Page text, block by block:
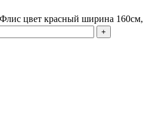
цвет красный ширина 160см,